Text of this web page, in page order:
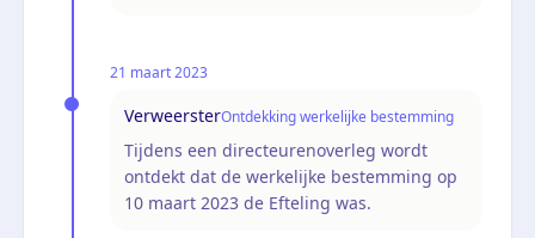
21 maart 2023
VerweersterOntdekking werkelijke bestemming
Tijdens een directeurenoverleg wordt
ontdekt dat de werkelijke bestemming op
10 maart 2023 de Efteling was.